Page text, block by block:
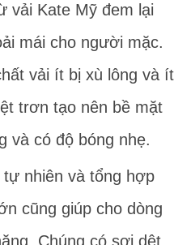
vải Kate Mỹ đem lại
mái cho người mặc.
vải ít bị xù lông và ít
trơn tạo nên bề mặt
và có độ bóng nhẹ.
nhiên và tổng hợp
cũng giúp cho dòng
Chúng có sợi dệt